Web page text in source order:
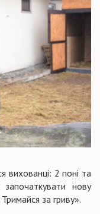
вихованці: 2 поні та
нову
за гриву».